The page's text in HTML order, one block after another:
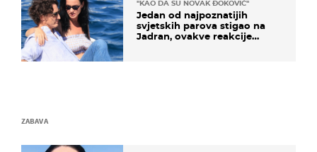
"KAO DA SU NOVAK ĐOKOVIĆ"
Jedan od najpoznatijih
svjetskih parova stigao na
Jadran, ovakve reakcije
ZABAVA